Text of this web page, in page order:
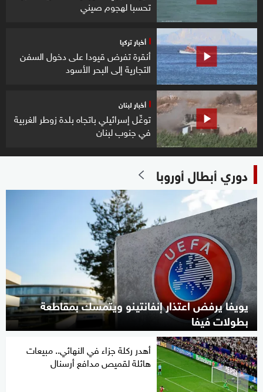
تحسبا لهجوم صيني
أخبار تركيا
أنقرة تفرض قيودا على دخول السفن
التجارية إلى البحر الأسود
أخبار لبنان
توغّل إسرائيلي باتجاه بلدة زوطر الغربية
في جنوب لبنان
دوري أبطال أوروبا
يويفا يرفض اعتذار إنفانتينو ويتمسك بمقاطعة
بطولات فيفا
أهدر ركلة جزاء في النهائي.. مبيعات
هائلة لقميص مدافع أرسنال